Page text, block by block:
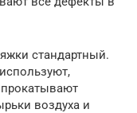
стандартный.
воздуха и